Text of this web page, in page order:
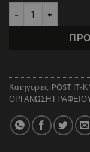
POST-IT
Κατηγορίες: POST IT-
ΟΡΓΑΝΩΣΗ